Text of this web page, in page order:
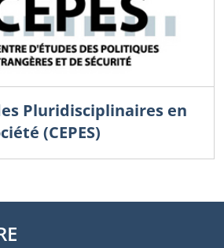
Pluridisciplinaires en
(CEPES)